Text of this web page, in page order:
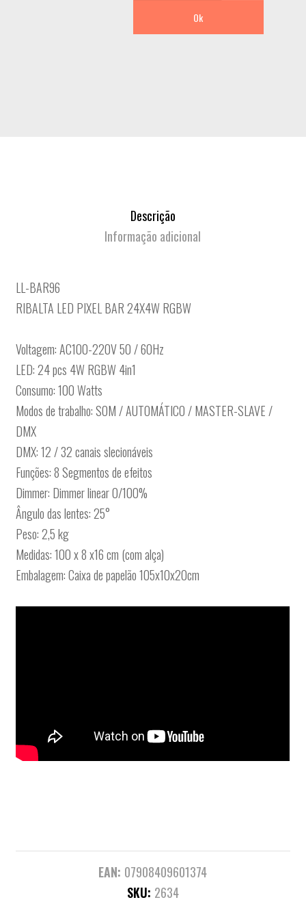
Ok
Descrição
Informação adicional
LL-BAR96
RIBALTA LED PIXEL BAR 24X4W RGBW
Voltagem: AC100-220V 50 / 60Hz
LED: 24 pcs 4W RGBW 4in1
Consumo: 100 Watts
Modos de trabalho: SOM / AUTOMÁTICO / MASTER-SLAVE /
DMX
DMX: 12 / 32 canais slecionáveis
Funções: 8 Segmentos de efeitos
Dimmer: Dimmer linear 0/100%
Ângulo das lentes: 25°
Peso: 2,5 kg
Medidas: 100 x 8 x16 cm (com alça)
Embalagem: Caixa de papelão 105x10x20cm
EAN: 07908409601374
SKU: 2634